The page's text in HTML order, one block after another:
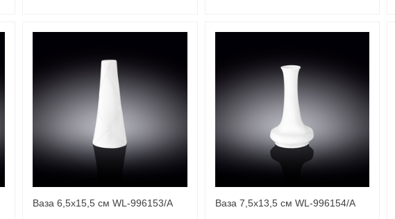
Ваза 6,5x15,5 см WL‑996153/A Ваза 7,5x13,5 см WL‑996154/A